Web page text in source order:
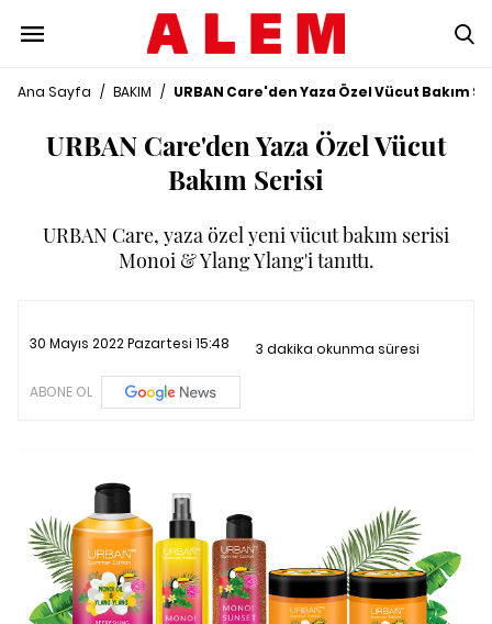
Ana Sayfa / BAKIM / URBAN Care'den Yaza Özel Vücut Bakım
URBAN Care'den Yaza Özel Vücut
Bakım Serisi
URBAN Care, yaza özel yeni vücut bakım serisi
Monoi & Ylang Ylang'i tanıttı.
30 Mayıs 2022 Pazartesi 15:48 3 dakika okunma süresi
ABONE OL